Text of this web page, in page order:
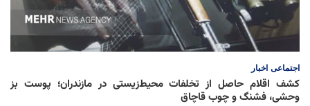
اجتماعی اخبار
کشف اقلام حاصل از تخلفات محیط‌زیستی در مازندران؛ پوست بز
وحشی، فشنگ و چوب قاچاق